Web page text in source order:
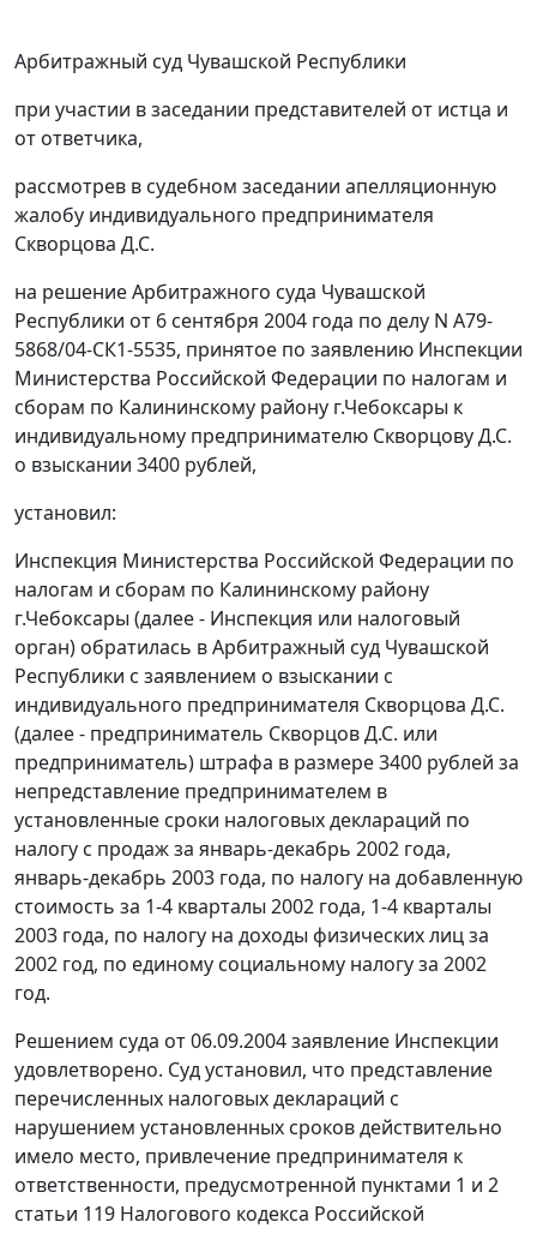
Арбитражный суд Чувашской Республики
при участии в заседании представителей от истца и
от ответчика,
рассмотрев в судебном заседании апелляционную
жалобу индивидуального предпринимателя
Скворцова Д.С.
на решениеАрбитражного суда Чувашской
Республики от 6 сентября 2004 года по делу N А79-
5868/04-СК1-5535, принятое по заявлению Инспекции
Министерства Российской Федерации по налогам и
сборам по Калининскому району г.Чебоксары к
индивидуальному предпринимателю Скворцову Д.С.
о взыскании 3400 рублей,
установил:
Инспекция Министерства Российской Федерации по
налогам и сборам по Калининскому району
г.Чебоксары (далее - Инспекция или налоговый
орган) обратилась в Арбитражный суд Чувашской
Республики с заявлением о взыскании с
индивидуального предпринимателя Скворцова Д.С.
(далее - предприниматель Скворцов Д.С. или
предприниматель) штрафа в размере 3400 рублей за
непредставление предпринимателем в
установленные сроки налоговых деклараций по
налогу с продаж за январь-декабрь 2002 года,
январь-декабрь 2003 года, по налогу на добавленную
стоимость за 1-4 кварталы 2002 года, 1-4 кварталы
2003 года, по налогу на доходы физических лиц за
2002 год, по единому социальному налогу за 2002
год.
Решением суда от 06.09.2004 заявление Инспекции
удовлетворено. Суд установил, что представление
перечисленных налоговых деклараций с
нарушением установленных сроков действительно
имело место, привлечение предпринимателя к
ответственности, предусмотренной пунктами 1 и 2
статьи 119 Налогового кодекса Российской